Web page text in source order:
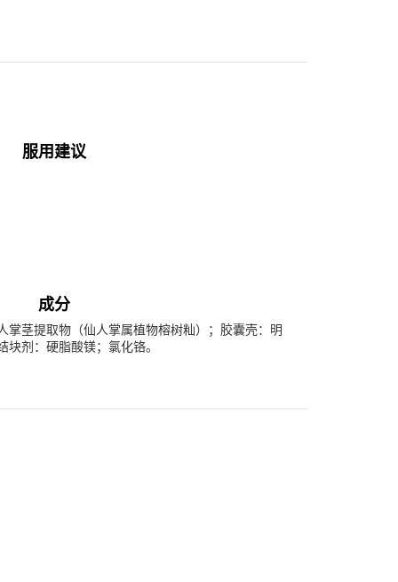
服用建议
成分
掌茎提取物（仙人掌属植物榕树籼）；胶囊壳：明
剂：硬脂酸镁；氯化铬。